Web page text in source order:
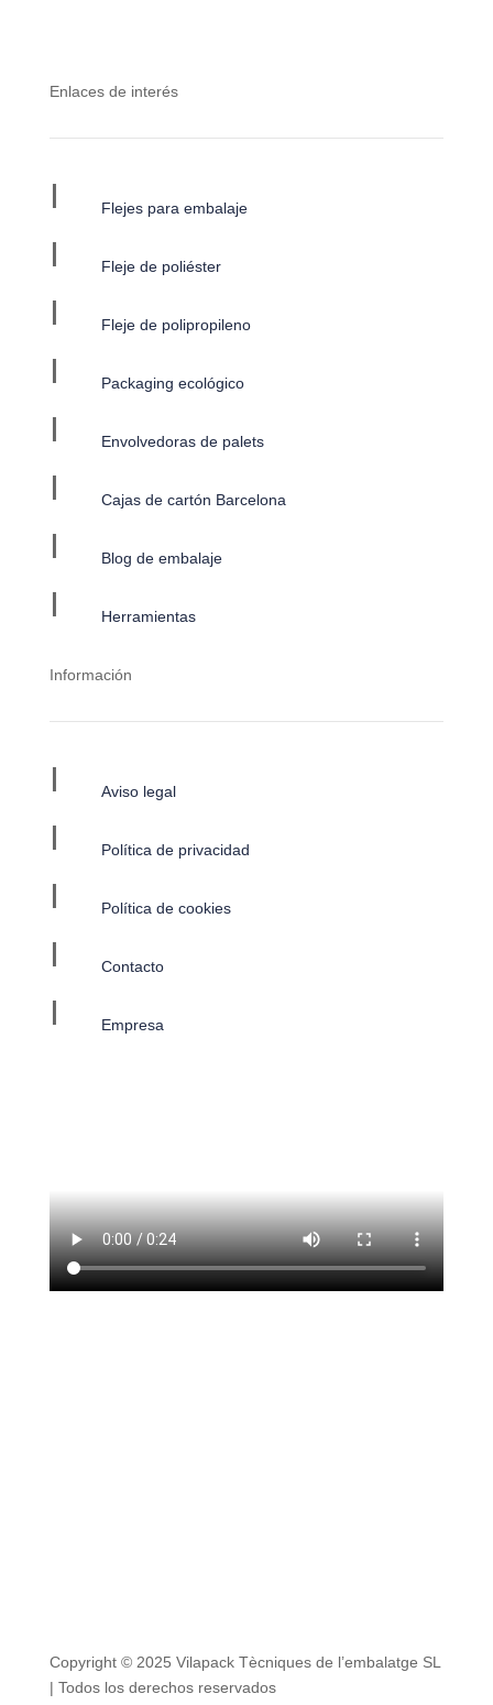
Enlaces de interés
I Flejes para embalaje
I Fleje de poliéster
I Fleje de polipropileno
I Packaging ecológico
I Envolvedoras de palets
I Cajas de cartón Barcelona
I Blog de embalaje
I Herramientas
Información
I Aviso legal
I Política de privacidad
I Política de cookies
I Contacto
I Empresa
Copyright © 2025 Vilapack Tècniques de l’embalatge SL
| Todos los derechos reservados